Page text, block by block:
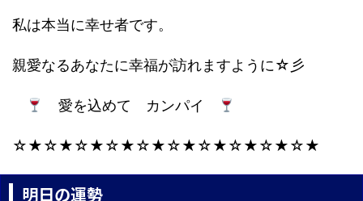
私は本当に幸せ者です。
親愛なるあなたに幸福が訪れますように☆彡
愛を込めて カンパイ
☆★☆★☆★☆★☆★☆★☆★☆★☆★☆★
明日の運勢